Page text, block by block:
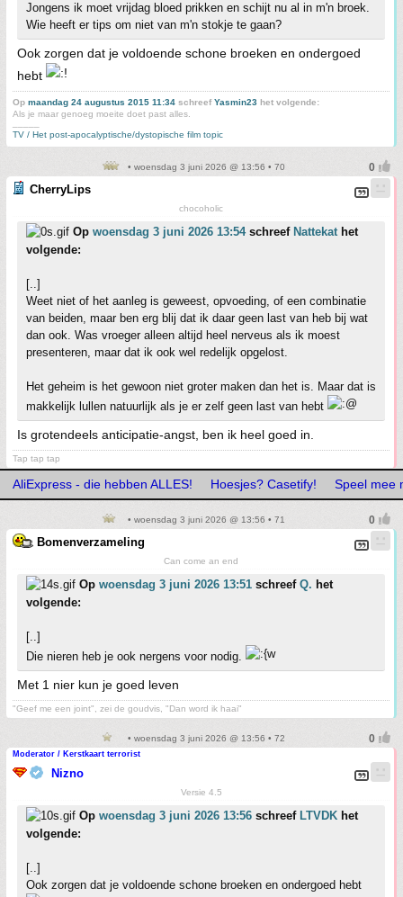
Jongens ik moet vrijdag bloed prikken en schijt nu al in m'n broek.
Wie heeft er tips om niet van m'n stokje te gaan?
Ook zorgen dat je voldoende schone broeken en ondergoed
hebt
Op maandag 24 augustus 2015 11:34 schreefYasmin23 het volgende:
Als je maar genoeg moeite doet past alles.
TV / Het post-apocalyptische/dystopische film topic
• woensdag 3 juni 2026 @ 13:56 • 70
CherryLips
chocoholic
Op woensdag 3 juni 2026 13:54schreef Nattekathet
volgende:
[..]
Weet niet of het aanleg is geweest, opvoeding, of een combinatie
van beiden, maar ben erg blij dat ik daar geen last van heb bij wat
dan ook. Was vroeger alleen altijd heel nerveus als ik moest
presenteren, maar dat ik ook wel redelijk opgelost.
Het geheim is het gewoon niet groter maken dan het is. Maar dat is
makkelijk lullen natuurlijk als je er zelf geen last van hebt
Is grotendeels anticipatie-angst, ben ik heel goed in.
Tap tap tap
AliExpress - die hebben ALLES! Hoesjes? Casetify! Speel mee
• woensdag 3 juni 2026 @ 13:56 • 71
Bomenverzameling
Can come an end
Op woensdag 3 juni 2026 13:51 schreef Q. het
volgende:
[..]
Die nieren heb je ook nergens voor nodig.
Met 1 nier kun je goed leven
"Geef me een joint", zei de goudvis, "Dan word ik haai"
• woensdag 3 juni 2026 @ 13:56 • 72
Moderator / Kerstkaart terrorist
Nizno
Versie 4.5
Op woensdag 3 juni 2026 13:56 schreef LTVDK het
volgende:
[..]
Ook zorgen dat je voldoende schone broeken en ondergoed hebt